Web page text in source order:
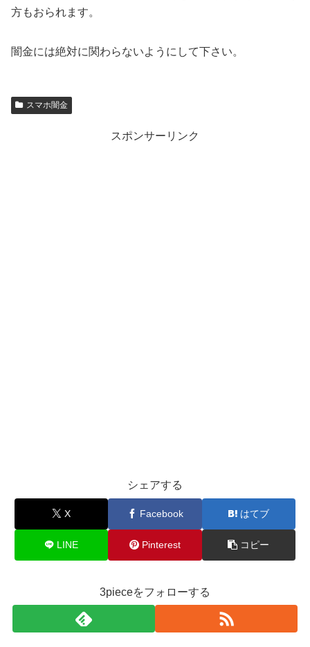
方もおられます。
闇金には絶対に関わらないようにして下さい。
スマホ闇金
スポンサーリンク
シェアする
X Facebook はてブ
LINE Pinterest コピー
3pieceをフォローする